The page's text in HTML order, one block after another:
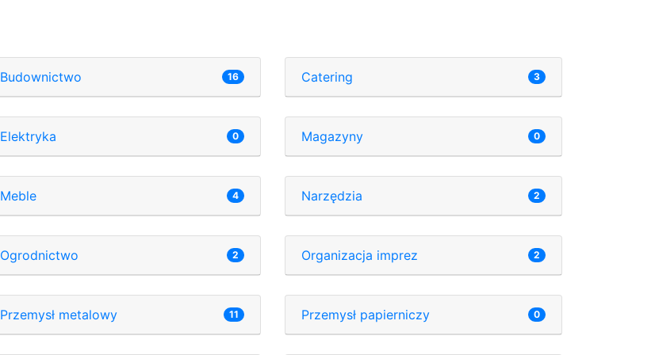
Budownictwo 16 Catering 3
Elektryka 0 Magazyny 0
Meble 4 Narzędzia 2
Ogrodnictwo 2 Organizacja imprez 2
Przemysł metalowy 11 Przemysł papierniczy 0